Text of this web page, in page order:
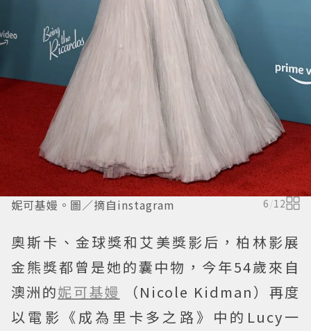
妮可基嫚。圖／摘自instagram 6/12
奧斯卡、金球獎和艾美獎影后，柏林影展
金熊獎都曾是她的囊中物，今年54歲來自
澳洲的妮可基嫚
（Nicole Kidman）再度
以電影《成為里卡多之路》中的Lucy一